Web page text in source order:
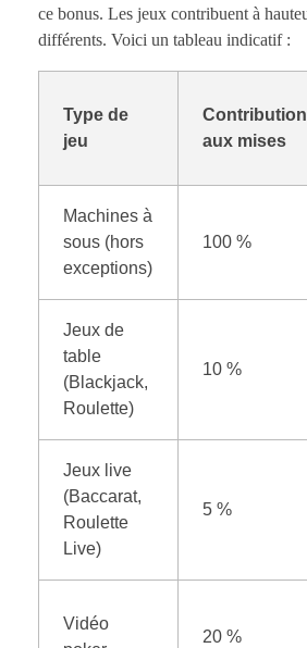
ce bonus. Les jeux contribuent à
différents. Voici un tableau indicatif :
Type de
jeu
Contribution
aux mises
Machines à
sous (hors
exceptions)
100 %
Jeux de
table
(Blackjack,
Roulette)
10 %
Jeux live
(Baccarat,
Roulette
Live)
5 %
Vidéo
20 %